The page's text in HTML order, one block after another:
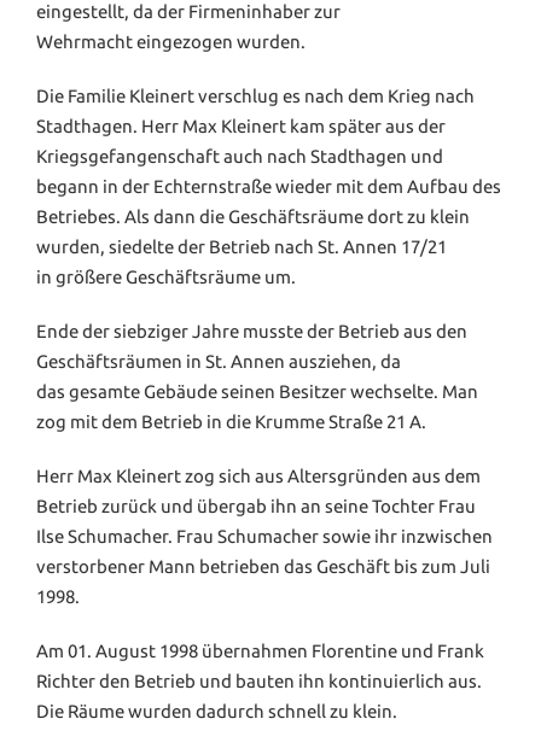
eingestellt, da der Firmeninhaber zur
Wehrmacht eingezogen wurden.
Die Familie Kleinert verschlug es nach dem Krieg nach
Stadthagen. Herr Max Kleinert kam später aus der
Kriegsgefangenschaft auch nach Stadthagen und
begann in der Echternstraße wieder mit dem Aufbau des
Betriebes. Als dann die Geschäftsräume dort zu klein
wurden, siedelte der Betrieb nach St. Annen 17/21
in größere Geschäftsräume um.
Ende der siebziger Jahre musste der Betrieb aus den
Geschäftsräumen in St. Annen ausziehen, da
das gesamte Gebäude seinen Besitzer wechselte. Man
zog mit dem Betrieb in die Krumme Straße 21 A.
Herr Max Kleinert zog sich aus Altersgründen aus dem
Betrieb zurück und übergab ihn an seine Tochter Frau
Ilse Schumacher. Frau Schumacher sowie ihr inzwischen
verstorbener Mann betrieben das Geschäft bis zum Juli
1998.
Am 01. August 1998 übernahmen Florentine und Frank
Richter den Betrieb und bauten ihn kontinuierlich aus.
Die Räume wurden dadurch schnell zu klein.